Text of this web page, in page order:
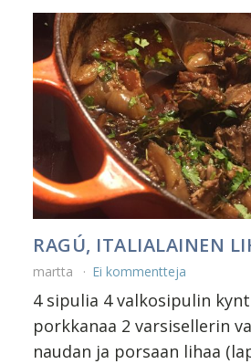
RAGÚ, ITALIALAINEN
martta Ei kommentteja
4 sipulia 4 valkosipulin
porkkanaa 2 varsisellerin
naudan ja porsaan lihaa